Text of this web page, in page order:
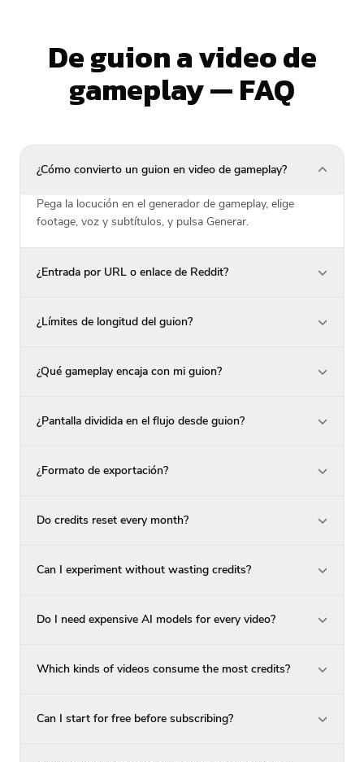
De guion a video de
gameplay — FAQ
¿Cómo convierto un guion en video de gameplay?
Pega la locución en el generador de gameplay, elige
footage, voz y subtítulos, y pulsa Generar.
¿Entrada por URL o enlace de Reddit?
¿Límites de longitud del guion?
¿Qué gameplay encaja con mi guion?
¿Pantalla dividida en el flujo desde guion?
¿Formato de exportación?
Do credits reset every month?
Can I experiment without wasting credits?
Do I need expensive AI models for every video?
Which kinds of videos consume the most credits?
Can I start for free before subscribing?